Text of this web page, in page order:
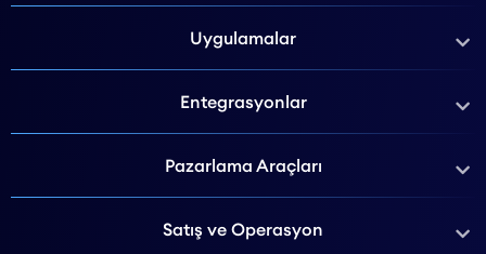
Uygulamalar
Entegrasyonlar
Pazarlama Araçları
Satış ve Operasyon